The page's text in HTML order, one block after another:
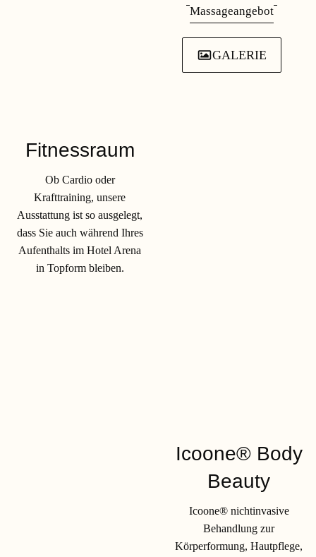
Massageangebot
GALERIE
Fitnessraum
Ob Cardio oder
Krafttraining, unsere
Ausstattung ist so ausgelegt,
dass Sie auch während Ihres
Aufenthalts im Hotel Arena
in Topform bleiben.
Icoone® Body
Beauty
Icoone® nichtinvasive
Behandlung zur
Körperformung, Hautpflege,